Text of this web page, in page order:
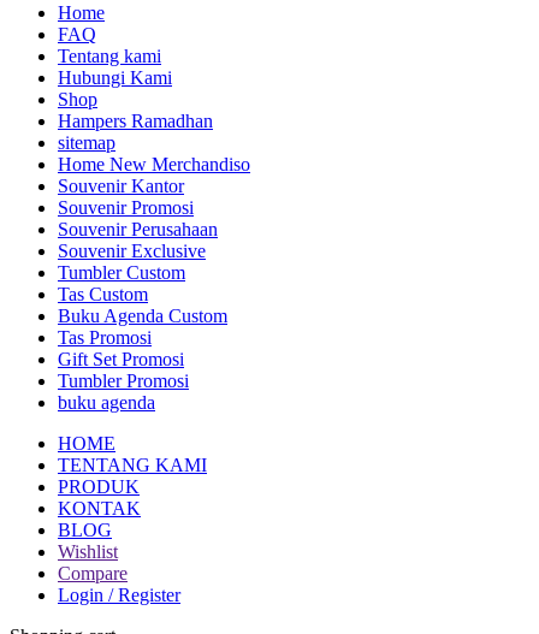
Home
FAQ
Tentang kami
Hubungi Kami
Shop
Hampers Ramadhan
sitemap
Home New Merchandiso
Souvenir Kantor
Souvenir Promosi
Souvenir Perusahaan
Souvenir Exclusive
Tumbler Custom
Tas Custom
Buku Agenda Custom
Tas Promosi
Gift Set Promosi
Tumbler Promosi
buku agenda
HOME
TENTANG KAMI
PRODUK
KONTAK
BLOG
Wishlist
Compare
Login / Register